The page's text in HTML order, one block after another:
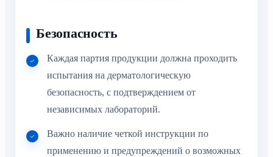
Безопасность
Каждая партия продукции должна проходить
испытания на дерматологическую
безопасность, с подтверждением от
независимых лабораторий.
Важно наличие четкой инструкции по
применению и предупреждений о возможных